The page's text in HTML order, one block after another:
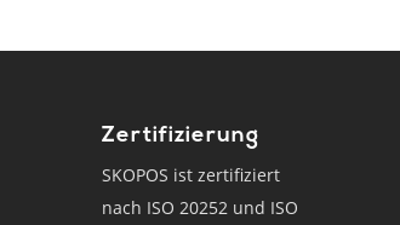
Zertifizierung
SKOPOS ist zertifiziert
nach ISO 20252 und ISO